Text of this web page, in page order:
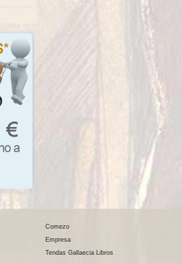
Comezo
Empresa
Tendas Gallaecia Libros